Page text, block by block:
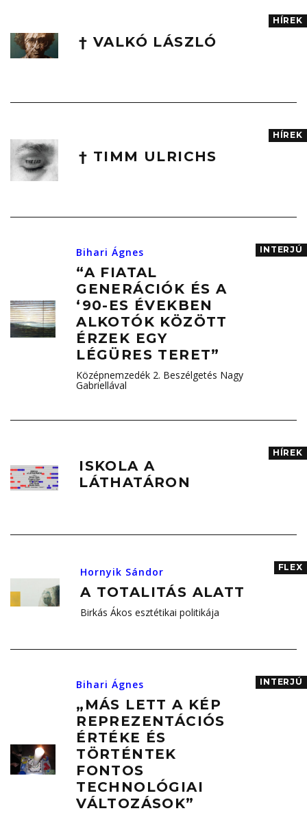
† VALKÓ LÁSZLÓ
HÍREK
† TIMM ULRICHS
HÍREK
Bihari Ágnes
“A FIATAL
GENERÁCIÓK ÉS A
‘90-ES ÉVEKBEN
ALKOTÓK KÖZÖTT
ÉRZEK EGY
LÉGÜRES TERET”
Középnemzedék 2. Beszélgetés Nagy
Gabriellával
INTERJÚ
ISKOLA A
LÁTHATÁRON
HÍREK
Hornyik Sándor
A TOTALITÁS ALATT
Birkás Ákos esztétikai politikája
FLEX
Bihari Ágnes
„MÁS LETT A KÉP
REPREZENTÁCIÓS
ÉRTÉKE ÉS
TÖRTÉNTEK
FONTOS
TECHNOLÓGIAI
VÁLTOZÁSOK”
INTERJÚ